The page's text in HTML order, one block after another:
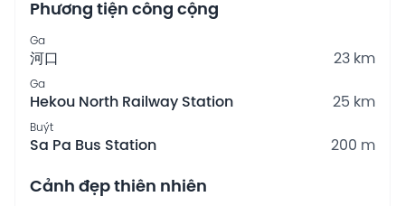
Phương tiện công cộng
Ga
河口 23 km
Ga
Hekou North Railway Station 25 km
Buýt
Sa Pa Bus Station 200 m
Cảnh đẹp thiên nhiên